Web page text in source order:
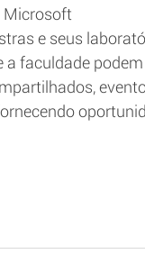
Microsoft
e seus
faculdade